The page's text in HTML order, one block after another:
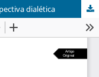
dialética